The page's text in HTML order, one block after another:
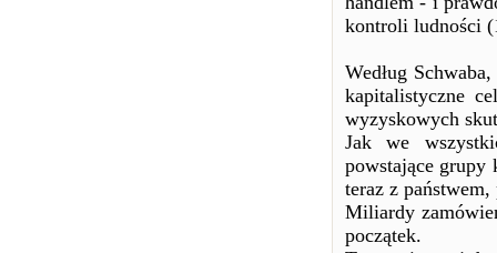
kontroli ludności
Według
kapitalistyczne
wyzyskowych
Jak we
powstające grupy
teraz z
Miliardy
początek.